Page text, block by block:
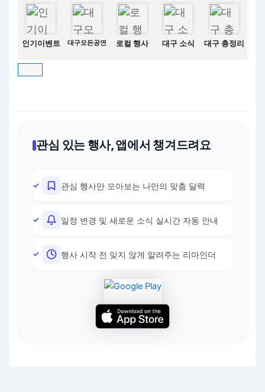
인기이벤트 대구모든공연 로컬 행사 대구 소식 대구 총정리
관심 있는 행사, 앱에서 챙겨드려요
관심 행사만 모아보는 나만의 맞춤 달력
일정 변경 및 새로운 소식 실시간 자동 안내
행사 시작 전 잊지 않게 알려주는 리마인더